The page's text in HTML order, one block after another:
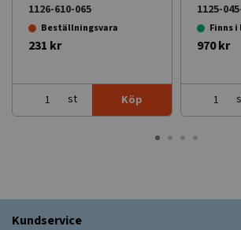
1126-610-065
Beställningsvara
231 kr
st Köp
1125-
Finns
970 kr
Kundservice